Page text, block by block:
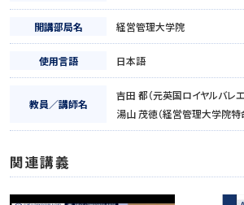
開講部局名 経営管理大学院
使用言語 日本語
教員／講師名
吉田 都（元英国ロイヤルバレ
湯山 茂徳（経営管理大学院特
関連講義